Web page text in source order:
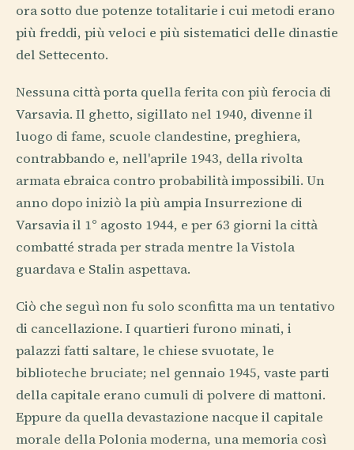
ora sotto due potenze totalitarie i cui metodi erano
più freddi, più veloci e più sistematici delle dinastie
del Settecento.
Nessuna città porta quella ferita con più ferocia di
Varsavia. Il ghetto, sigillato nel 1940, divenne il
luogo di fame, scuole clandestine, preghiera,
contrabbando e, nell'aprile 1943, della rivolta
armata ebraica contro probabilità impossibili. Un
anno dopo iniziò la più ampia Insurrezione di
Varsavia il 1° agosto 1944, e per 63 giorni la città
combatté strada per strada mentre la Vistola
guardava e Stalin aspettava.
Ciò che seguì non fu solo sconfitta ma un tentativo
di cancellazione. I quartieri furono minati, i
palazzi fatti saltare, le chiese svuotate, le
biblioteche bruciate; nel gennaio 1945, vaste parti
della capitale erano cumuli di polvere di mattoni.
Eppure da quella devastazione nacque il capitale
morale della Polonia moderna, una memoria così